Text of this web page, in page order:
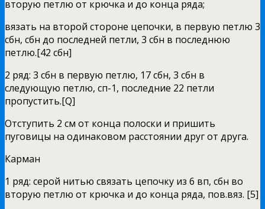
вторую петлю от крючка и до конца ряда;
вязать на второй стороне цепочки, в первую петлю 3
сбн, сбн до последней петли, 3 сбн в последнюю
петлю.[42 сбн]
2 ряд: 3 сбн в первую петлю, 17 сбн, 3 сбн в
следующую петлю, сп-1, последние 22 петли
пропустить.[Q]
Отступить 2 см от конца полоски и пришить
пуговицы на одинаковом расстоянии друг от друга.
Карман
1 ряд: серой нитью связать цепочку из 6 вп, сбн во
вторую петлю от крючка и до конца ряда, пов.вяз. [5]